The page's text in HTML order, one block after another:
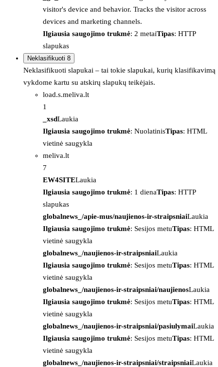
visitor's device and behavior. Tracks the visitor across
devices and marketing channels.
Ilgiausia saugojimo trukmė: 2 metaiTipas: HTTP
slapukas
Neklasifikuoti 8
Neklasifikuoti slapukai – tai tokie slapukai, kurių klasifikavimą
vykdome kartu su atskirų slapukų teikėjais.
load.s.meliva.lt
1
_xsdLaukia
Ilgiausia saugojimo trukmė: NuolatinisTipas: HTML
vietinė saugykla
meliva.lt
7
EW4SITELaukia
Ilgiausia saugojimo trukmė: 1 dienaTipas: HTTP
slapukas
globalnews_/apie-mus/naujienos-ir-straipsniaiLaukia
Ilgiausia saugojimo trukmė: Sesijos metuTipas: HTML
vietinė saugykla
globalnews_/naujienos-ir-straipsniaiLaukia
Ilgiausia saugojimo trukmė: Sesijos metuTipas: HTML
vietinė saugykla
globalnews_/naujienos-ir-straipsniai/naujienosLaukia
Ilgiausia saugojimo trukmė: Sesijos metuTipas: HTML
vietinė saugykla
globalnews_/naujienos-ir-straipsniai/pasiulymaiLaukia
Ilgiausia saugojimo trukmė: Sesijos metuTipas: HTML
vietinė saugykla
globalnews_/naujienos-ir-straipsniai/straipsniaiLaukia